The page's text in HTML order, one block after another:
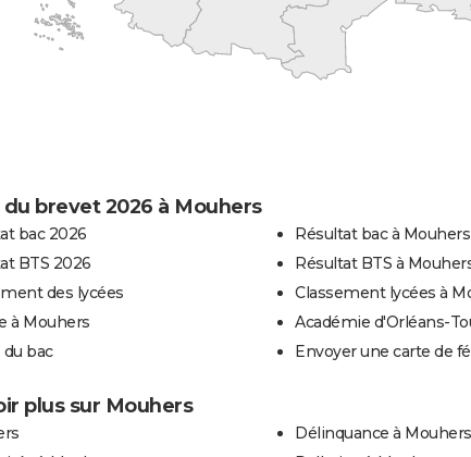
brevet 2026 à Mouhers
bac 2026
BTS 2026
des lycées
à Mouhers
bac
Résultat bac à Mouhers
Résultat BTS à
Classement lycées à
Académie d'Orléans-
Envoyer une carte de
plus sur Mouhers
Délinquance à Mouhers